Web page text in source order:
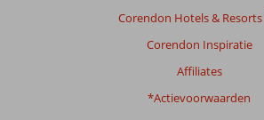
Corendon Hotels & Resorts
Corendon Inspiratie
Affiliates
*Actievoorwaarden